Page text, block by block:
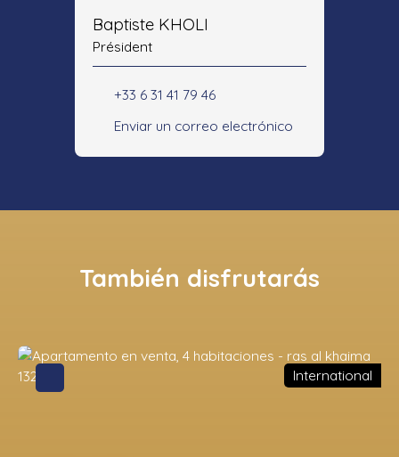
Baptiste KHOLI
Président
+33 6 31 41 79 46
Enviar un correo electrónico
También disfrutarás
International